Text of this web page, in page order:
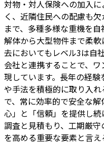
対物・対人保険への加入
く、近隣住民への配慮も
まで、多種多様な重機を
解体から大型物件まで柔
去においてもレベル3は自
会社と連携することで、
現しています。長年の経
や手法を積極的に取り入
で、常に効率的で安全な
心」と「信頼」を提供し
調査と見積もり、工期厳
を高める重要な要素と言え